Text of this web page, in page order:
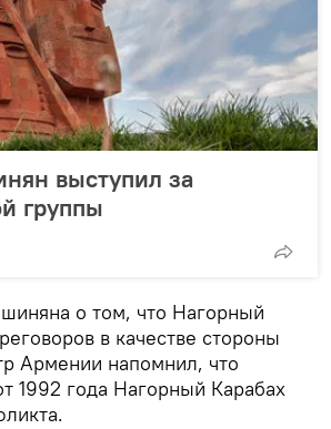
выступил за
группы
о том, что Нагорный
в качестве стороны
Армении напомнил, что
1992 года Нагорный Карабах